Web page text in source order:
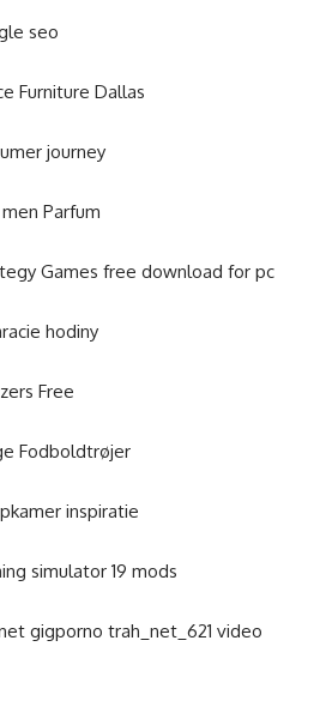
seo
Furniture Dallas
journey
Parfum
Games free download for pc
hodiny
Free
Fodboldtrøjer
inspiratie
simulator 19 mods
gigporno trah_net_621 video